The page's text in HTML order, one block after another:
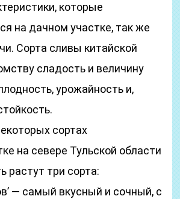
которые
на дачном участке, так же
Сорта сливы китайской
сладость и величину
урожайность и,
сортах
на севере Тульской области
растут три сорта:
— самый вкусный и сочный, с